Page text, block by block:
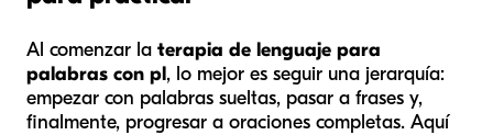
Al comenzar la terapia de lenguaje para
palabras con pl, lo mejor es seguir una jerarquía:
empezar con palabras sueltas, pasar a frases y,
finalmente, progresar a oraciones completas. Aquí